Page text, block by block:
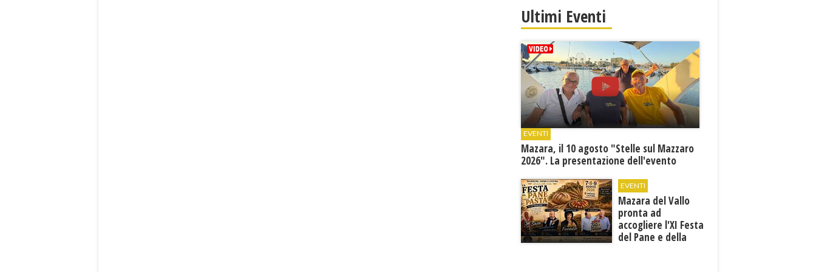
Ultimi Eventi
EVENTI
Mazara, il 10 agosto "Stelle sul Mazzaro
2026". La presentazione dell'evento
EVENTI
Mazara del Vallo
pronta ad
accogliere l'XI Festa
del Pane e della